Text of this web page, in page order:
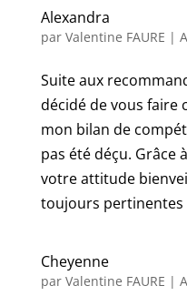
Alexandra
par Valentine FAURE |
Suite aux
décidé de vous faire
mon bilan de
pas été déçu. Grâce
votre attitude
toujours pertinentes
Cheyenne
par Valentine FAURE |